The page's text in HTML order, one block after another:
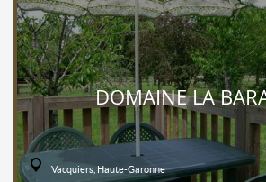
DOMAINE LA
Vacquiers, Haute-Garonne